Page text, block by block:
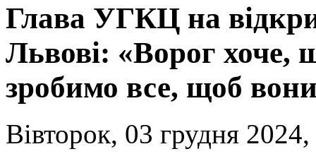
Глава УГКЦ на
Львові: «Ворог хоче,
зробимо все, щоб
Вівторок, 03 грудня